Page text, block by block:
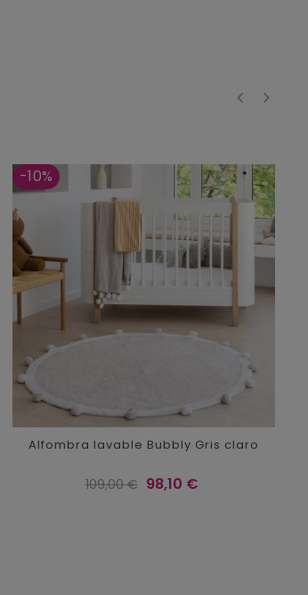
-10%
Alfombra lavable Bubbly Gris claro
Precio
109,00 € Precio
98,10 €